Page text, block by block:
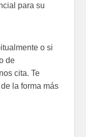
para su
o si
de
cita. Te
la forma más